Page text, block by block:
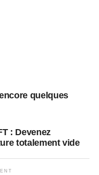
quelques
: Devenez
totalement vide